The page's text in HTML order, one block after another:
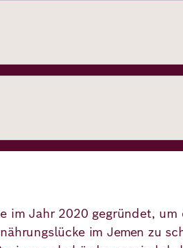
im Jahr 2020 gegründet,
im Jemen zu